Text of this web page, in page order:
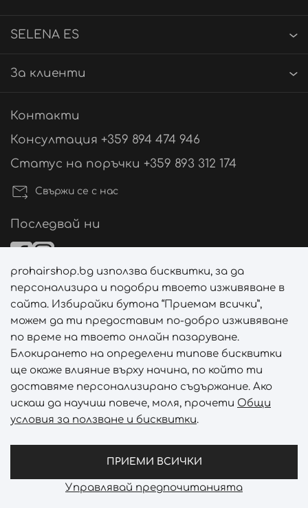
SELENA ES
За клиенти
Контакти
Консултация +359 894 474 946
Статус на поръчки +359 893 312 174
Свържи се с нас
Последвай ни
Начини на плащане
Начини на доставка
Отключи ексклузивни отстъпки и лимитирани
Prohair Shop © 2026 - Всички права запазени
prohairshop.bg използва бисквитки, за да
персонализира и подобри твоето изживяване в
сайта. Избирайки бутона “Приемам всички”,
можем да ти предоставим по-добро изживяване
по време на твоето онлайн пазаруване.
Блокирането на определени типове бисквитки
ще окаже влияние върху начина, по който ти
доставяме персонализирано съдържание. Ако
искаш да научиш повече, моля, прочети Общи
условия за ползване и бисквитки.
ПРИЕМИ ВСИЧКИ
Управлявай предпочитанията